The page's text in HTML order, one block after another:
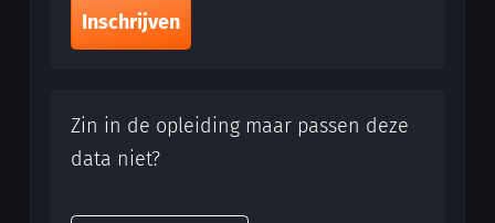
Inschrijven
Zin in de opleiding maar passen deze
data niet?